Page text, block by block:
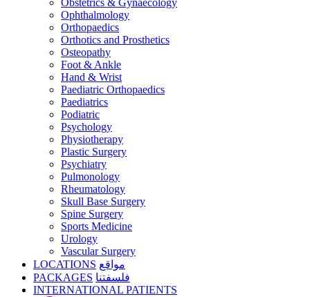
Obstetrics & Gynaecology
Ophthalmology
Orthopaedics
Orthotics and Prosthetics
Osteopathy
Foot & Ankle
Hand & Wrist
Paediatric Orthopaedics
Paediatrics
Podiatric
Psychology
Physiotherapy
Plastic Surgery
Psychiatry
Pulmonology
Rheumatology
Skull Base Surgery
Spine Surgery
Sports Medicine
Urology
Vascular Surgery
LOCATIONS مواقع
PACKAGES فلسفتنا
INTERNATIONAL PATIENTS